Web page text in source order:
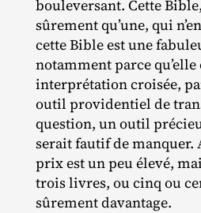
bouleversant. Cette
sûrement qu’une, qui
cette Bible est une
notamment parce qu’elle
interprétation croisée,
outil providentiel de
question, un outil
serait fautif de manquer.
prix est un peu élevé,
trois livres, ou cinq ou
sûrement davantage.